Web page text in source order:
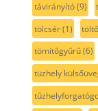
távirányító(9)
tölcsér(1) töltő
tömítőgyűrű(6)
tüzhely